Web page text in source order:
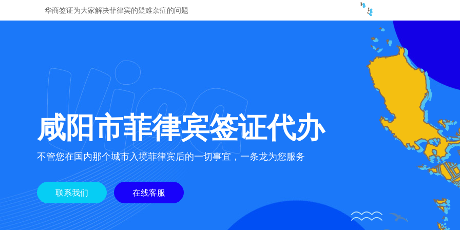
华商签证为大家解决菲律宾的疑难杂症的问题
咸阳市菲律宾签证代办
不管您在国内那个城市入境菲律宾后的一切事宜，一条龙为您服务
联系我们 在线客服